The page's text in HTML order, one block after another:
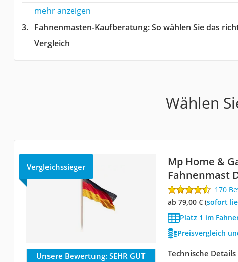
mehr anzeigen
Fahnenmasten-Kaufberatung: So wählen Sie das
Vergleich
Wählen
Vergleichssieger
Mp Home &
Fahnenmast
170
ab 79,00 €( Sofort
Platz 1 im
Preisvergleich
Unsere Bewertung: SEHR GUT
Technische Details